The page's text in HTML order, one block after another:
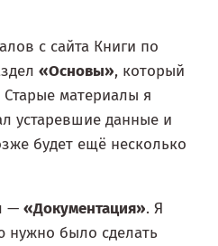
с сайта Книги по
«Основы», который
Старые материалы я
устаревшие данные и
будет ещё несколько
— «Документация». Я
нужно было сделать